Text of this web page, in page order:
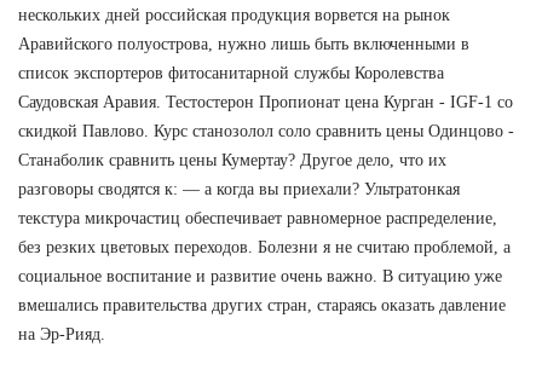
нескольких дней российская продукция ворвется на рынок
Аравийского полуострова, нужно лишь быть включенными в
список экспортеров фитосанитарной службы Королевства
Саудовская Аравия. Тестостерон Пропионат цена Курган - IGF-1 со
скидкой Павлово. Курс станозолол соло сравнить цены Одинцово -
Станаболик сравнить цены Кумертау? Другое дело, что их
разговоры сводятся к: — а когда вы приехали? Ультратонкая
текстура микрочастиц обеспечивает равномерное распределение,
без резких цветовых переходов. Болезни я не считаю проблемой, а
социальное воспитание и развитие очень важно. В ситуацию уже
вмешались правительства других стран, стараясь оказать давление
на Эр-Рияд.